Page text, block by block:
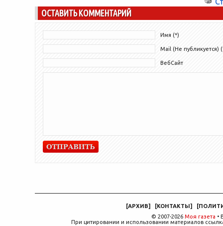
ОСТАВИТЬ КОММЕНТАРИЙ
Имя (*)
Mail (Не публикуется)
ВебСайт
[АРХИВ] [КОНТАКТЫ] [
© 2007-2026 Моя газета •
При цитировании и использовании материалов